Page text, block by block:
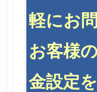
軽にお
お客様
金設定